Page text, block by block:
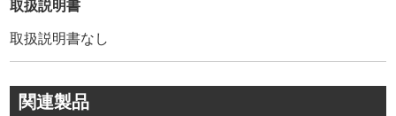
繊維が開かないので【針穴に通しやすく】、撚り戻りがな
い為【縫い上がりが美しく】なります。
・
ー蝋引き加工についてー
取扱説明書
取扱説明書なし
関連製品